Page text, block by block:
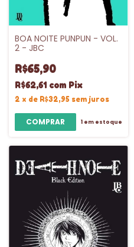
BOA NOITE PUNPUN - VOL.
2 - JBC
R$65,90
R$62,61 com Pix
2 x de R$32,95 sem juros
1em estoque